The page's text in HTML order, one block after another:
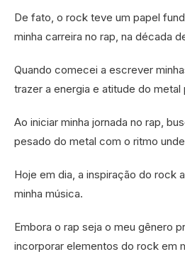
De fato, o rock teve um papel
minha carreira no rap, na década
Quando comecei a escrever
trazer a energia e atitude do metal
Ao iniciar minha jornada no rap,
pesado do metal com o ritmo
Hoje em dia, a inspiração do rock
minha música.
Embora o rap seja o meu gênero
incorporar elementos do rock em